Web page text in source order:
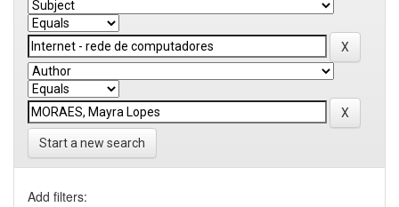
Start a new search
Add filters: